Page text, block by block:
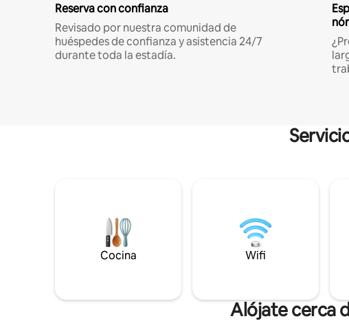
Reserva con confianza
Revisado por nuestra comunidad de
huéspedes de confianza y asistencia 24/7
durante toda la estadía.
Cocina Wifi
Alójate cerca